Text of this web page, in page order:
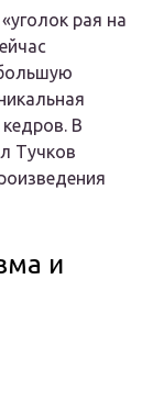
рая на
В
Тучков
и